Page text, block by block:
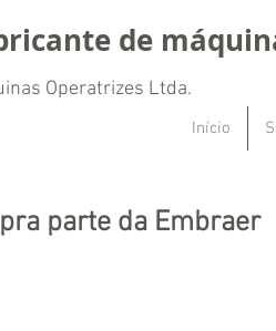
de
Operatrizes Ltda.
Início
parte da Embraer